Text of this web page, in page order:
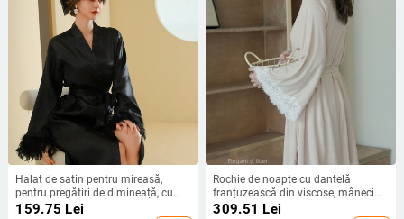
Halat de satin pentru mireasă,
pentru pregătiri de dimineață, cu
guler off-shoulder și mâneci 3/4,
159.75 Lei
Rochie de noapte cu dantelă
franțuzească din viscose, mâneci
lungi, țesătură subțire 121–140
309.51 Lei